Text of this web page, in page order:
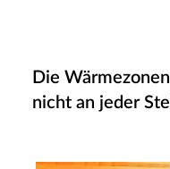
Die
nicht an jeder